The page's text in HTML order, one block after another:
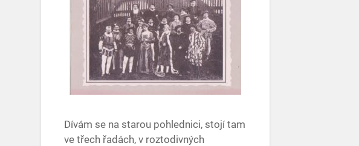
Dívám se na starou pohlednici, stojí tam
ve třech řadách, v roztodivných